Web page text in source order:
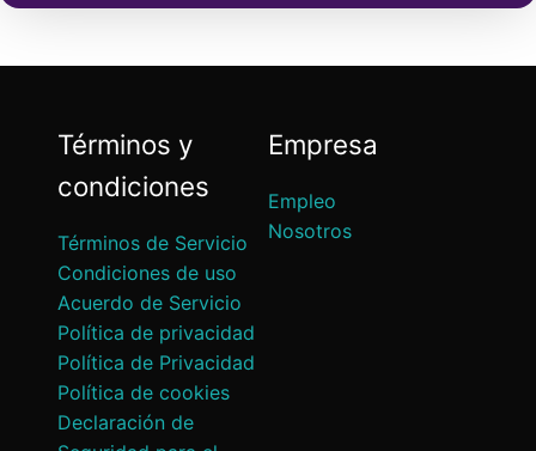
Términos y
condiciones
Términos de Servicio
Condiciones de uso
Acuerdo de Servicio
Política de privacidad
Política de Privacidad
Política de cookies
Declaración de
Empresa
Empleo
Nosotros